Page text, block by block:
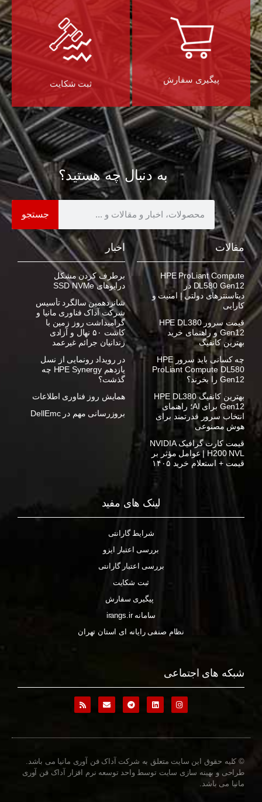
پیگیری سفارش ثبت شکایت
به دنبال چه هستید؟
جستجو
مقالات
HPE ProLiant Compute
DL580 Gen12 در
دیتاسنترهای دولتی | امنیت و
کارایی
قیمت سرور HPE DL380
Gen12 و راهنمای خرید
بهترین کانفیگ
چه کسانی باید سرور HPE
ProLiant Compute DL580
Gen12 را بخرند؟
بهترین کانفیگ HPE DL380
Gen12 برای AI؛ راهنمای
انتخاب سرور قدرتمند برای
هوش مصنوعی
قیمت کارت گرافیک NVIDIA
H200 NVL | عوامل مؤثر بر
قیمت + استعلام خرید ۱۴۰۵
اخبار
برطرف کردن مشکل
درایوهای SSD NVMe
شانزدهمین سالگرد تأسیس
شرکت آداک فناوری مانیا و
گرامیداشت روز زمین با
کاشت ۵۰ نهال و آزادی
زندانیان جرائم غیرعمد
در رویداد رونمایی از نسل
یازدهم HPE Synergy چه
گذشت؟
همایش روز فناوری اطلاعات
بروزرسانی مهم در DellEmc
لینک های مفید
شرایط گارانتی
بررسی اعتبار ایزو
بررسی اعتبار گارانتی
ثبت شکایت
پیگیری سفارش
سامانه irangs.ir
نظام صنفی رایانه ای استان تهران
شبکه های اجتماعی
© کلیه حقوق این سایت متعلق به شرکت آداک فن آوری مانیا می باشد.
طراحی و بهینه سازی سایت توسط واحد توسعه نرم افزار آداک فن آوری
مانیا می باشد.